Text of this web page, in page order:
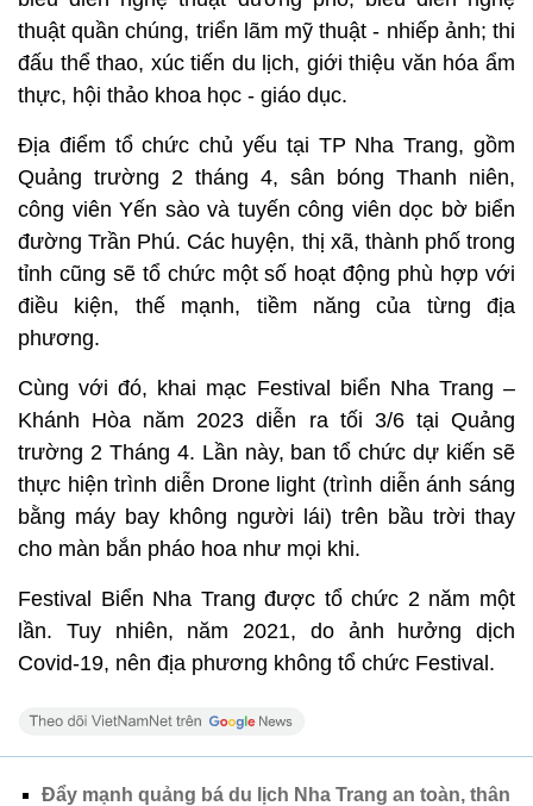
thuật quần chúng, triển lãm mỹ thuật - nhiếp ảnh; thi
đấu thể thao, xúc tiến du lịch, giới thiệu văn hóa ẩm
thực, hội thảo khoa học - giáo dục.
Địa điểm tổ chức chủ yếu tại TP Nha Trang, gồm
Quảng trường 2 tháng 4, sân bóng Thanh niên,
công viên Yến sào và tuyến công viên dọc bờ biển
đường Trần Phú. Các huyện, thị xã, thành phố trong
tỉnh cũng sẽ tổ chức một số hoạt động phù hợp với
điều kiện, thế mạnh, tiềm năng của từng địa
phương.
Cùng với đó, khai mạc Festival biển Nha Trang –
Khánh Hòa năm 2023 diễn ra tối 3/6 tại Quảng
trường 2 Tháng 4. Lần này, ban tổ chức dự kiến sẽ
thực hiện trình diễn Drone light (trình diễn ánh sáng
bằng máy bay không người lái) trên bầu trời thay
cho màn bắn pháo hoa như mọi khi.
Festival Biển Nha Trang được tổ chức 2 năm một
lần. Tuy nhiên, năm 2021, do ảnh hưởng dịch
Covid-19, nên địa phương không tổ chức Festival.
Đẩy mạnh quảng bá du lịch Nha Trang an toàn, thân